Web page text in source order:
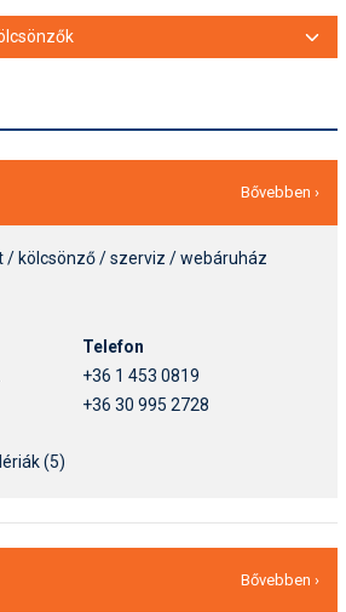
Bővebben ›
kölcsönző / szerviz / webáruház
Telefon
+36 1 453 0819
+36 30 995 2728
(5)
Bővebben ›